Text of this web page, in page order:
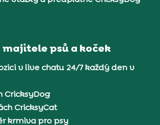
majitele psů a koček
v live chatu 24/7 každý den v
CricksyDog
CricksyCat
krmiva pro psy